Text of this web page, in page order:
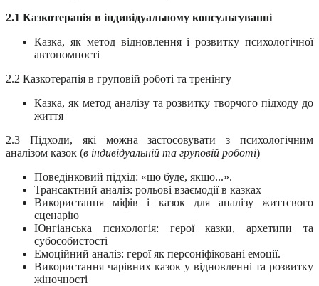
2.1 Казкотерапія в індивідуальному консультуванні
Казка, як метод відновлення і розвитку психологічної
автономності
2.2 Казкотерапія в груповій роботі та тренінгу
Казка, як метод аналізу та розвитку творчого підходу до
життя
2.3 Підходи, які можна застосовувати з психологічним
аналізом казок (в індивідуальній та груповій роботі)
Поведінковий підхід: «що буде, якщо...».
Трансактний аналіз: рольові взаємодії в казках
Використання міфів і казок для аналізу життєвого
сценарію
Юнгіанська психологія: герої казки, архетипи та
субособистості
Емоційний аналіз: герої як персоніфіковані емоції.
Використання чарівних казок у відновленні та розвитку
жіночності